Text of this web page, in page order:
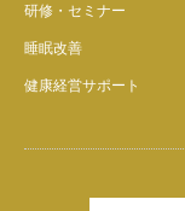
研修・セミナー
睡眠改善
健康経営サポート